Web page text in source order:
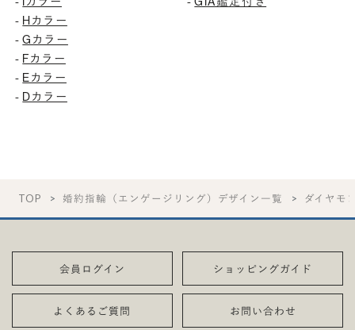
- Hカラー
-Gカラー
- Fカラー
- Eカラー
- Dカラー
TOP 婚約指輪（エンゲージリング）デザイン一覧 ダイヤモ
会員ログイン ショッピングガイド
よくあるご質問 お問い合わせ